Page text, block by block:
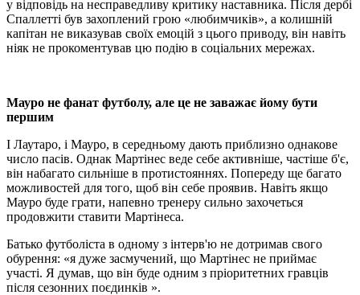
у відповідь на несправедливу критику наставника. Після дербі
Спаллетті був захоплений грою «любимчиків», а колишній
капітан не виказував своїх емоцій з цього приводу, він навіть
ніяк не прокоментував цю подію в соціальних мережах.
Мауро не фанат футболу, але це не заважає йому бути
першим
І Лаутаро, і Мауро, в середньому дають приблизно однакове
число пасів. Однак Мартінес веде себе активніше, частіше б'є,
він набагато сильніше в протистояннях. Попереду ще багато
можливостей для того, щоб він себе проявив. Навіть якщо
Мауро буде грати, напевно тренеру сильно захочеться
продовжити ставити Мартінеса.
Батько футболіста в одному з інтерв'ю не дотримав свого
обурення: «я дуже засмучений, що Мартінес не приймає
участі. Я думав, що він буде одним з пріоритетних гравців
після сезонних поєдинків ».